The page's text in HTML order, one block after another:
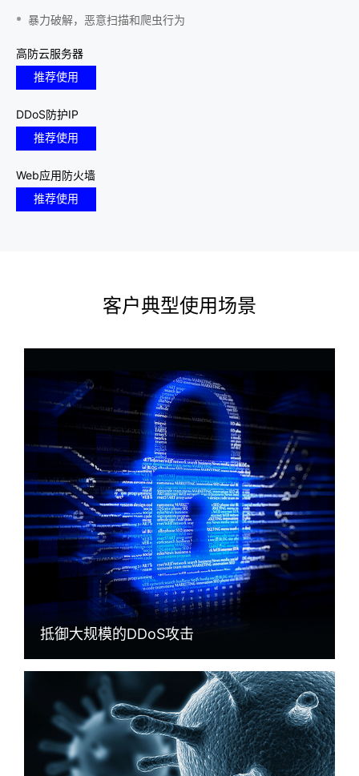
暴力破解，恶意扫描和爬虫行为
高防云服务器
推荐使用
DDoS防护IP
推荐使用
Web应用防火墙
推荐使用
客户典型使用场景
抵御大规模的DDoS攻击